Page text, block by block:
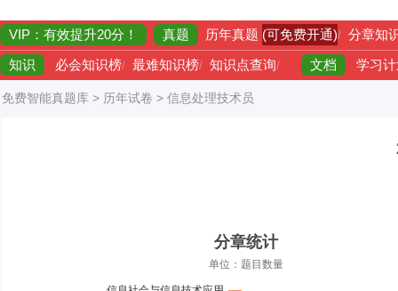
VIP：有效提升20分！ 真题 历年真题 (可免费开通)/ 分章知
知识 必会知识榜/ 最难知识榜/ 知识点查询/ 文档 学习
免费智能真题库 > 历年试卷 > 信息处理技术员